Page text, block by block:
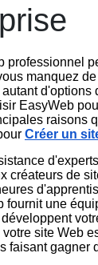
professionnel
manquez
d'options
EasyWeb
raisons
Créer un
créateurs de
fournit une
site Web
faisant gagner